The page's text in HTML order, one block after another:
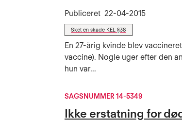
Publiceret 22-04-2015
Sket en skade KEL §38
En 27-årig kvinde blev
vaccine). Nogle uger efter den
hun var...
SAGSNUMMER 14-5349
Ikke erstatning for